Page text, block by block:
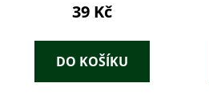
39 Kč
DO KOŠÍKU